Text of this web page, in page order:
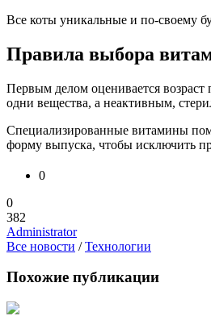
Все коты уникальные и по-своему
Правила выбора
Первым делом оценивается
одни вещества, а неактивным,
Специализированные витамины
форму выпуска, чтобы исключить
0
0
382
Administrator
Все новости /Технологии
Похожие публикации